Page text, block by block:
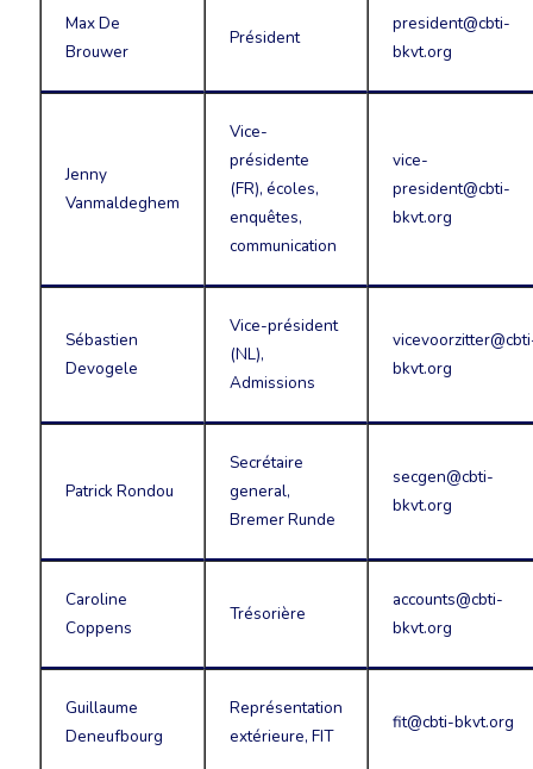
Max De
Brouwer
Président
president@cbti-
bkvt.org
Jenny
Vanmaldeghem
Vice-
présidente
(FR), écoles,
enquêtes,
communication
vice-
president@cbti-
bkvt.org
Sébastien
Devogele
Vice-président
(NL),
Admissions
bkvt.org
Patrick Rondou
Secrétaire
general,
Bremer Runde
secgen@cbti-
bkvt.org
Caroline
Coppens
Trésorière
accounts@cbti-
bkvt.org
Guillaume
Deneufbourg
Représentation
extérieure, FIT
fit@cbti-bkvt.org